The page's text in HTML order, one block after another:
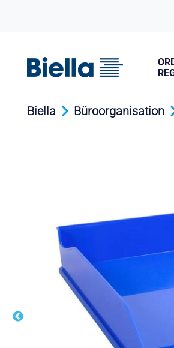
Biella Büroorganisation